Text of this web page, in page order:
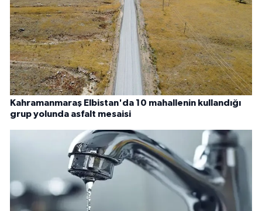
Kahramanmaraş Elbistan'da 10 mahallenin kullandığı
grup yolunda asfalt mesaisi